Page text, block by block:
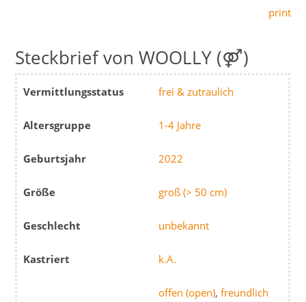
print
WOOLLY (⚤)
Vermittlungsstatus frei & zutraulich
Altersgruppe 1-4 Jahre
Geburtsjahr 2022
Größe groß (> 50 cm)
Geschlecht unbekannt
Kastriert k.A.
offen (open),freundlich